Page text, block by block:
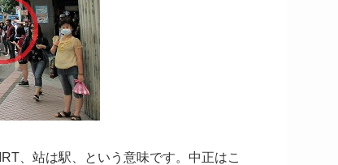
、站は駅、という意味です。中正はこ